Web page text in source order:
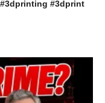
#3dprint